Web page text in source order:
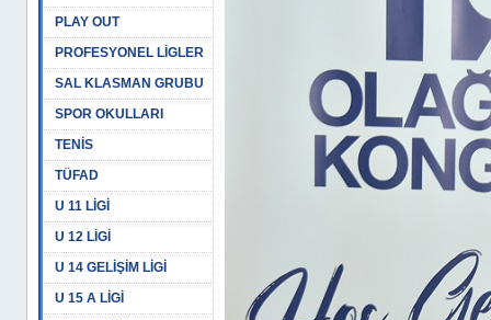
PLAY OUT
PROFESYONEL LİGLER
SAL KLASMAN GRUBU
SPOR OKULLARI
TENİS
TÜFAD
U 11 LİGİ
U 12 LİGİ
U 14 GELİŞİM LİGİ
U 15 A LİGİ